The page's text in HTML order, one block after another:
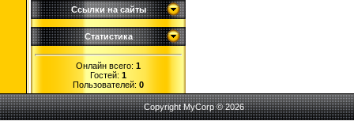
Ссылки на сайты
Статистика
Онлайн всего: 1
Гостей: 1
Пользователей: 0
Copyright MyCorp © 2026